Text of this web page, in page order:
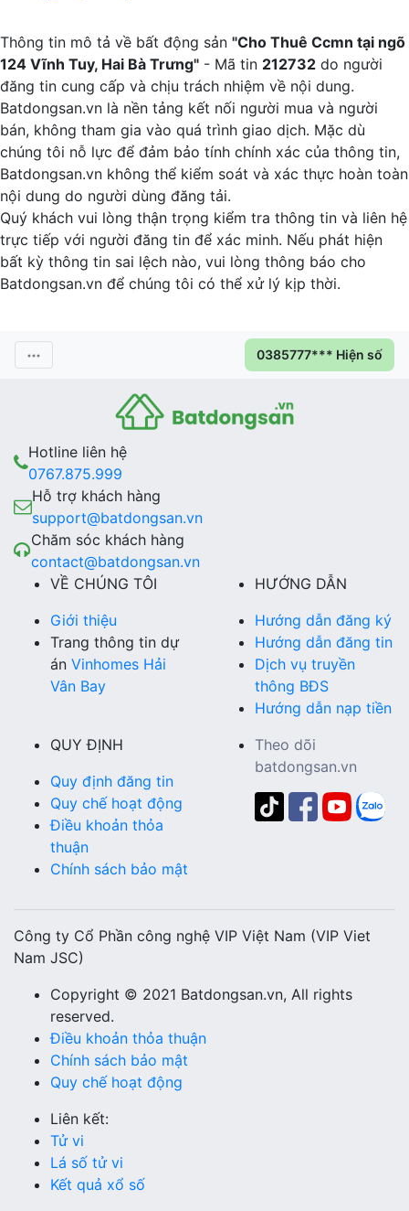
Thông tin mô tả về bất động sản "Cho Thuê Ccmn tại ngõ
124 Vĩnh Tuy, Hai Bà Trưng" - Mã tin 212732 do người
đăng tin cung cấp và chịu trách nhiệm về nội dung.
Batdongsan.vn là nền tảng kết nối người mua và người
bán, không tham gia vào quá trình giao dịch. Mặc dù
chúng tôi nỗ lực để đảm bảo tính chính xác của thông tin,
Batdongsan.vn không thể kiểm soát và xác thực hoàn toàn
nội dung do người dùng đăng tải.
Quý khách vui lòng thận trọng kiểm tra thông tin và liên hệ
trực tiếp với người đăng tin để xác minh. Nếu phát hiện
bất kỳ thông tin sai lệch nào, vui lòng thông báo cho
Batdongsan.vn để chúng tôi có thể xử lý kịp thời.
0385777*** Hiện số
Hotline liên hệ
0767.875.999
Hỗ trợ khách hàng
support@batdongsan.vn
Chăm sóc khách hàng
contact@batdongsan.vn
VỀ CHÚNG TÔI
Giới thiệu
Trang thông tin dự
án Vinhomes Hải
Vân Bay
HƯỚNG DẪN
Hướng dẫn đăng ký
Hướng dẫn đăng tin
Dịch vụ truyền
thông BĐS
Hướng dẫn nạp tiền
QUY ĐỊNH
Quy định đăng tin
Quy chế hoạt động
Điều khoản thỏa
thuận
Chính sách bảo mật
Theo dõi
batdongsan.vn
Công ty Cổ Phần công nghệ VIP Việt Nam (VIP Viet
Nam JSC)
Copyright © 2021 Batdongsan.vn, All rights
reserved.
Điều khoản thỏa thuận
Chính sách bảo mật
Quy chế hoạt động
Liên kết:
Tử vi
Lá số tử vi
Kết quả xổ số